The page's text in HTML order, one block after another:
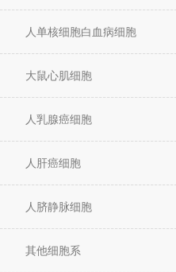
人单核细胞白血病细胞
大鼠心肌细胞
人乳腺癌细胞
人肝癌细胞
人脐静脉细胞
其他细胞系